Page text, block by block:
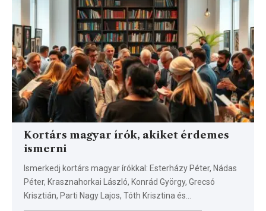
Kortárs magyar írók, akiket érdemes
ismerni
Ismerkedj kortárs magyar írókkal: Esterházy Péter, Nádas
Péter, Krasznahorkai László, Konrád György, Grecsó
Krisztián, Parti Nagy Lajos, Tóth Krisztina és…